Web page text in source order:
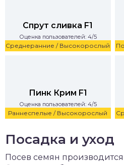
Среднеранние / Высокорослый
Спрут сливка F1
Оценка пользователей: 4/5
Раннеспелые / Высокорослый
Пинк Крим F1
Оценка пользователей: 4/5
Посадка и уход
Посев семян производится